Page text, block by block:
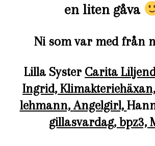
en liten gåva
Ni som var med från
Lilla Syster Carita
Ingrid, Klimakteriehäxan,
lehmann,Angelgirl,
gillasvardag, bpz3,